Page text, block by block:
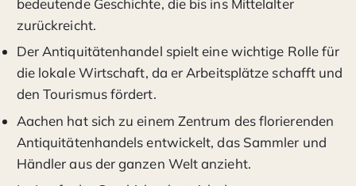
bedeutende Geschichte, die bis ins Mittelalter
zurückreicht.
Der Antiquitätenhandel spielt eine wichtige Rolle für
die lokale Wirtschaft, da er Arbeitsplätze schafft und
den Tourismus fördert.
Aachen hat sich zu einem Zentrum des florierenden
Antiquitätenhandels entwickelt, das Sammler und
Händler aus der ganzen Welt anzieht.